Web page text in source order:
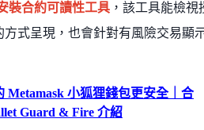
裝合約可讀性工具 ，該工具能檢視
方式呈現，也會針對有風險交易顯
Metamask 小狐狸錢包更安全｜合
Guard & Fire 介紹